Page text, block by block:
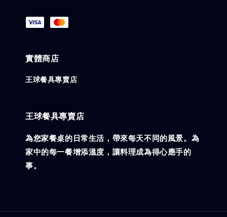
實體商店
王球餐具專賣店
王球餐具專賣店
為您家餐桌的日常生活，帶來每天不同的風景。為
家中的每一餐增添溫度，讓料理成為得心應手的
事。